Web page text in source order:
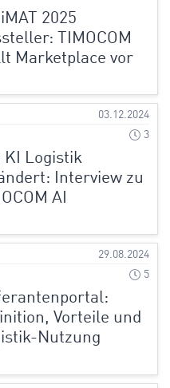
2025
TIMOCOM
Marketplace vor
03.12.2024
3
KI Logistik
Interview zu
AI
29.08.2024
5
Vorteile und
Nutzung